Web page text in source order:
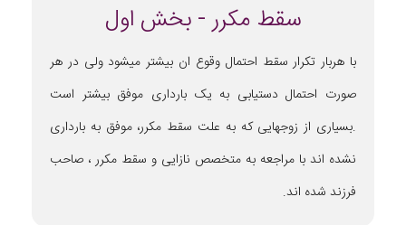
سقط مکرر - بخش اول
با هربار تکرار سقط احتمال وقوع ان بیشتر میشود ولی در هر
صورت احتمال دستیابی به یک بارداری موفق بیشتر است
.بسیاری از زوجهایی که به علت سقط مکرر، موفق به بارداری
نشده اند با مراجعه به متخصص نازایی و سقط مکرر ، صاحب
فرزند شده اند.